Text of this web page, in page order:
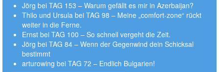
Jörg bei TAG 153 – Warum gefällt es mir in Azerbaijan?
Thilo und Ursula bei TAG 98 – Meine „comfort-zone“ rückt
weiter in die Ferne.
Ernst bei TAG 100 – So schnell vergeht die Zeit.
Jörg bei TAG 84 – Wenn der Gegenwind dein Schicksal
bestimmt
arturowing bei TAG 72 – Endlich Bulgarien!